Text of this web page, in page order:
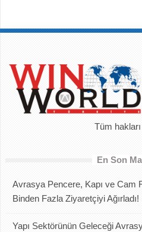
Tüm hakları
En Son
Avrasya Pencere, Kapı ve Cam
Binden Fazla Ziyaretçiyi Ağırladı!
Yapı Sektörünün Geleceği